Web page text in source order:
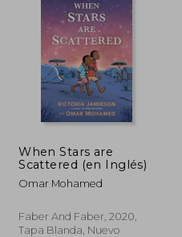
sido galardonada con el
Myers, otorgado por
Need Diverse Books, por
de manera
When Stars are
Scattered (en Inglés)
Omar Mohamed
Faber And Faber, 2020,
Tapa Blanda, Nuevo